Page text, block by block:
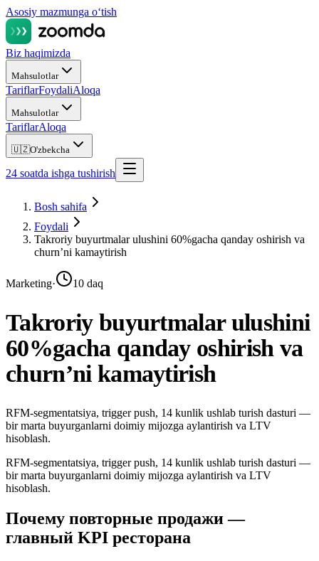
Asosiy mazmunga oʻtish
Biz haqimizda
Mahsulotlar
TariflarFoydaliAloqa
Mahsulotlar
TariflarAloqa
🇺🇿O'zbekcha
24 soatda ishga tushirish
Bosh sahifa
Foydali
Takroriy buyurtmalar ulushini 60%gacha qanday oshirish va
churn’ni kamaytirish
Marketing· 10 daq
Takroriy buyurtmalar ulushini
60%gacha qanday oshirish va
churn’ni kamaytirish
RFM-segmentatsiya, trigger push, 14 kunlik ushlab turish dasturi —
bir marta buyurganlarni doimiy mijozga aylantirish va LTV
hisoblash.
RFM-segmentatsiya, trigger push, 14 kunlik ushlab turish dasturi —
bir marta buyurganlarni doimiy mijozga aylantirish va LTV
hisoblash.
Почему повторные продажи —
главный KPI ресторана